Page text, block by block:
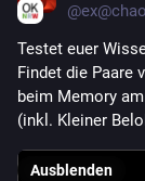
@
Testet euer
Findet die Paare
beim Memory am
(inkl. Kleiner
Ausblenden